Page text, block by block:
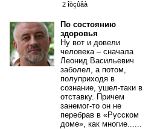
2 îòçûâà
По состоянию
здоровья
Ну вот и довели
человека – сначала
Леонид Васильевич
заболел, а потом,
полуприходя в
сознание, ушел-таки в
отставку. Причем
занемог-то он не
перебрав в «Русском
доме», как многие......